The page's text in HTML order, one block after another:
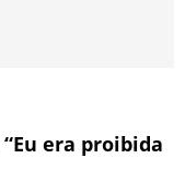
era proibida